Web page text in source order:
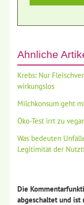
Ähnliche
Krebs: Nur
wirkungslos
Milchkonsum geht
Öko-Test irrt zu
Was bedeuten
Legitimität der
Die
abgeschaltet und ist